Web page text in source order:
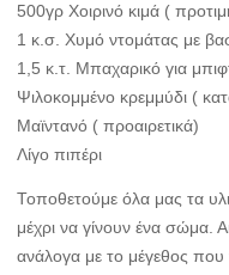
500γρ Χοιρινό κιμά (
1 κ.σ. Χυμό ντομάτας με
1,5 κ.τ. Μπαχαρικό για
Ψιλοκομμένο κρεμμύδι (
Μαϊντανό ( προαιρετικά)
Λίγο πιπέρι
Τοποθετούμε όλα μας τα
μέχρι να γίνουν ένα σώμα.
ανάλογα με το μέγεθος που